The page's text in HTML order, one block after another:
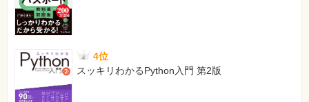
[正]
・不活性ガス消火設備（一部基準に限る）
【 第3刷にて修正 】
55ページ 囲み記事「黒板15」の表4行目を追加
「非特定防火対象物」の下に、1行追加
4位
スッキリわかるPython入門 第2版